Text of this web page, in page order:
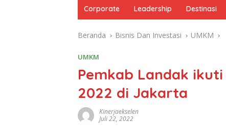
Corporate Leadership Destinasi
Beranda Bisnis Dan Investasi UMKM
UMKM
Pemkab Landak ikuti
2022 di Jakarta
Kinerjaekselen
Juli 22, 2022